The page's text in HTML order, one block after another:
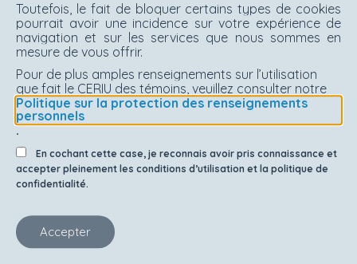
Toutefois, le fait de bloquer certains types de cookies
pourrait avoir une incidence sur votre expérience de
navigation et sur les services que nous sommes en
mesure de vous offrir.
Pour de plus amples renseignements sur l’utilisation
que fait le CERIU des témoins, veuillez consulter notre
Politique sur la protection des renseignements
personnels
.
En cochant cette case, je reconnais avoir pris connaissance et
accepter pleinement les conditions d’utilisation et la politique de
confidentialité.
Accepter